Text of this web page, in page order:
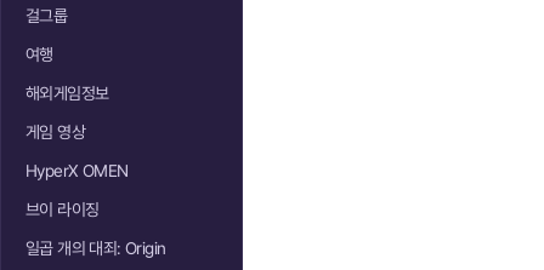
걸그룹
여행
해외게임정보
게임 영상
HyperX OMEN
브이 라이징
일곱 개의 대죄: Origin